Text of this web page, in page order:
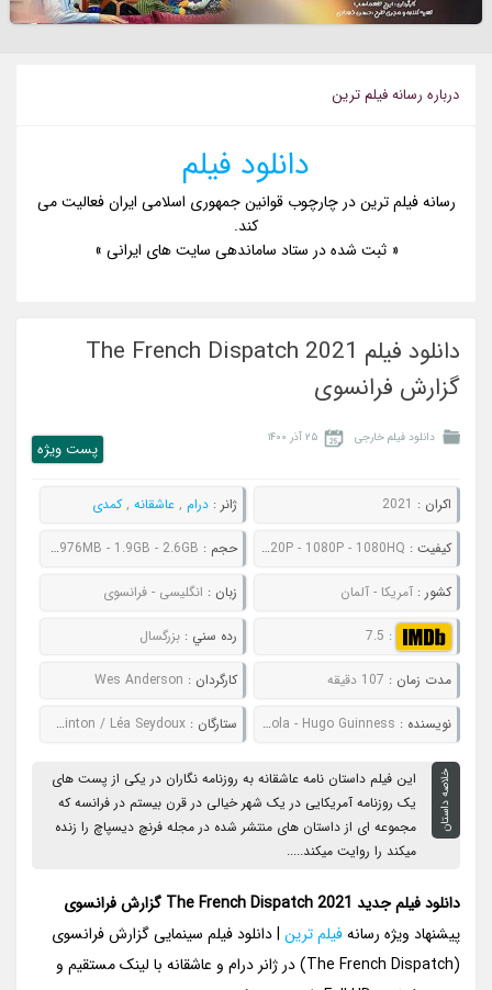
درباره رسانه فيلم ترين
دانلود فیلم
رسانه فیلم ترین در چارچوب قوانین جمهوری اسلامی ایران فعالیت می
کند.
« ثبت شده در ستاد ساماندهی سایت های ایرانی »
دانلود فیلم The French Dispatch 2021
گزارش فرانسوی
دانلود فیلم خارجی ۲۵ آذر ۱۴۰۰
پست ويژه
اکران : 2021 ژانر : درام , عاشقانه ,کمدی
کيفيت : 480P - 720P - 1080P - 1080HQ حجم : 686MB - 976MB - 1.9GB - 2.6GB
کشور :آمریکا - آلمان زبان : انگلیسی - فرانسوی
:
7.5 رده سني : بزرگسال
مدت زمان : 107 دقیقه کارگردان : Wes Anderson
نويسنده : Wes Anderson - Roman Coppola - Hugo Guinness ستارگان : Benicio Del Toro / Adrien Brody / Tilda Swinton / Léa Seydoux
خلاصه داستان
این فیلم داستان نامه عاشقانه به روزنامه نگاران در یکی از پست های
یک روزنامه آمریکایی در یک شهر خیالی در قرن بیستم در فرانسه که
مجموعه ای از داستان های منتشر شده در مجله فرنچ دیسپاچ را زنده
میکند را روایت میکند.....
دانلود فیلم جدید The French Dispatch 2021 گزارش فرانسوی
پیشنهاد ویژه رسانهفیلم ترین | دانلود فیلم سینمایی گزارش فرانسوی
(The French Dispatch) در ژانر درام و عاشقانه با لینک مستقیم و